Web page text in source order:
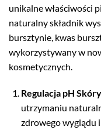
unikalne właściwości
naturalny składnik
bursztynie, kwas
wykorzystywany w
kosmetycznych.
Regulacja pH Skóry
utrzymaniu
zdrowego wyglądu